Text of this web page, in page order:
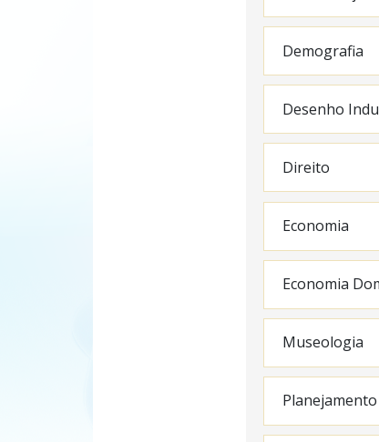
Demografia
Desenho
Direito
Economia
Economia
Museologia